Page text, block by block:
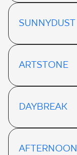
SUNNYDUST
ARTSTONE
DAYBREAK
AFTERNOON